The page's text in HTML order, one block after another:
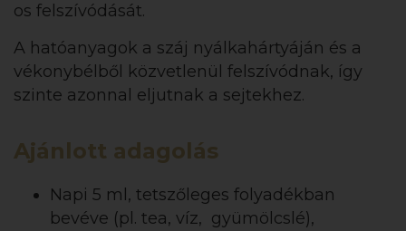
os felszívódását.
A hatóanyagok a száj nyálkahártyáján és a
vékonybélből közvetlenül felszívódnak, így
szinte azonnal eljutnak a sejtekhez.
Ajánlott adagolás
Napi 5 ml, tetszőleges folyadékban
bevéve (pl. tea, víz, gyümölcslé),